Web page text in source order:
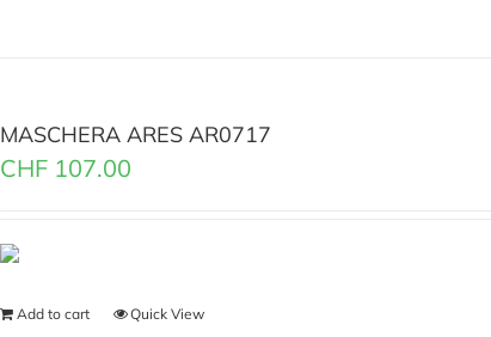
MASCHERA ARES AR0717
CHF 107.00
Add to cart Quick View